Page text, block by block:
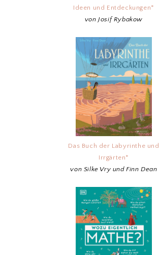
Ideen und Entdeckungen*
von Josif Rybakow
Das Buch der Labyrinthe und
Irrgärten*
von Silke Vry und Finn Dean